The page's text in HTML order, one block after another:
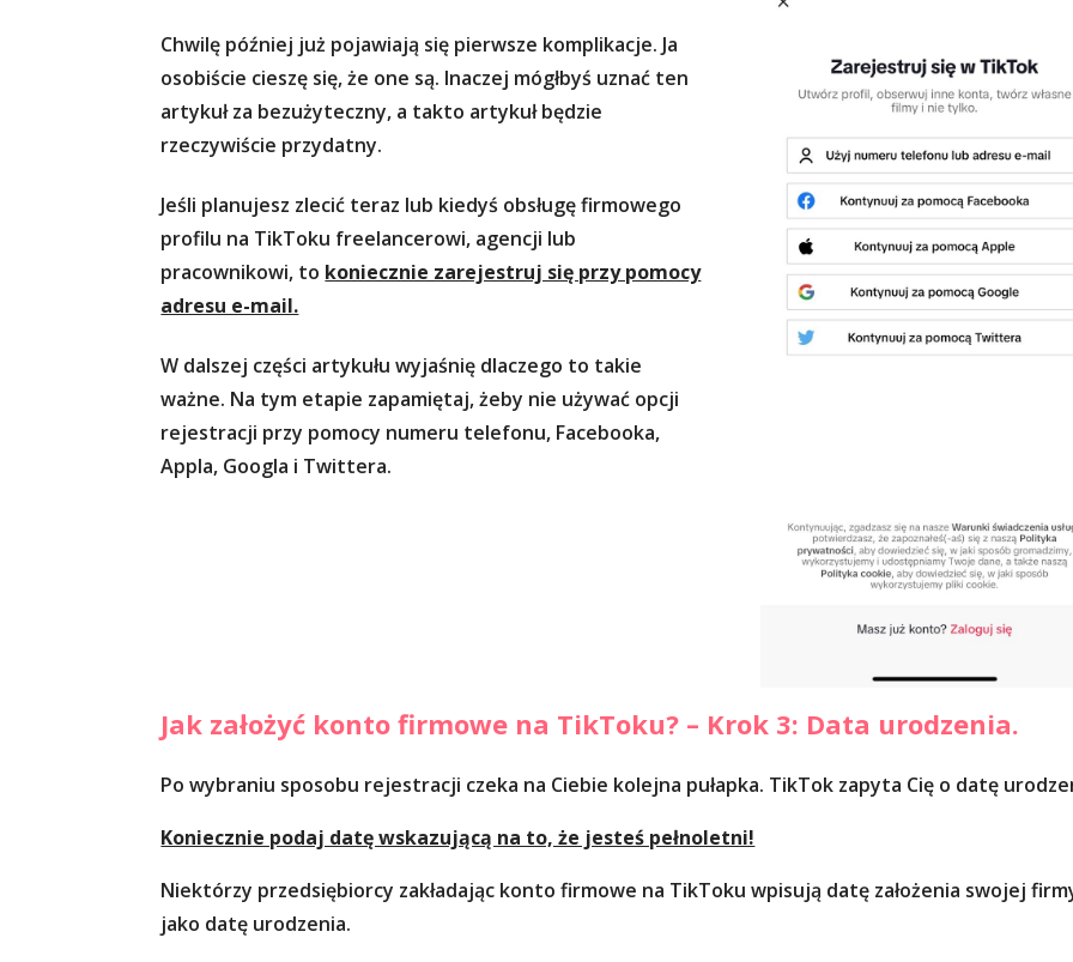
Chwilę później już pojawiają się pierwsze komplikacje. Ja
osobiście cieszę się, że one są. Inaczej mógłbyś uznać ten
artykuł za bezużyteczny, a takto artykuł będzie
rzeczywiście przydatny.
Jeśli planujesz zlecić teraz lub kiedyś obsługę firmowego
profilu na TikToku freelancerowi, agencji lub
pracownikowi, to koniecznie zarejestruj się przy pomocy
adresu e-mail.
W dalszej części artykułu wyjaśnię dlaczego to takie
ważne. Na tym etapie zapamiętaj, żeby nie używać opcji
rejestracji przy pomocy numeru telefonu, Facebooka,
Appla, Googla i Twittera.
Jak założyć konto firmowe na TikToku? – Krok 3: Data urodzenia.
Po wybraniu sposobu rejestracji czeka na Ciebie kolejna pułapka. TikTok zapyta Cię o datę
Koniecznie podaj datę wskazującą na to, że jesteś pełnoletni!
Niektórzy przedsiębiorcy zakładając konto firmowe na TikToku wpisują datę założenia swojej
jako datę urodzenia.